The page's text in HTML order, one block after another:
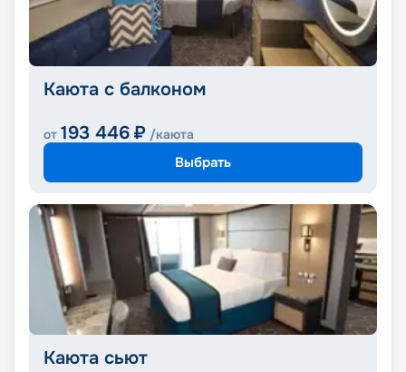
Каюта с балконом
от 193 446 ₽ /каюта
Выбрать
Каюта сьют